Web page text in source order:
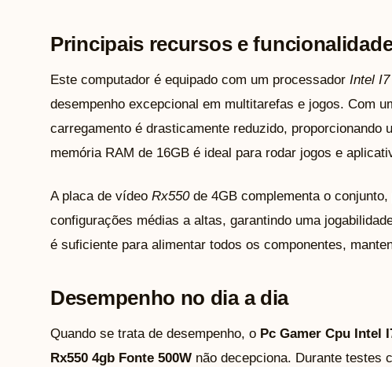
Principais recursos e
Este computador é equipado com um processador Intel I7
desempenho excepcional em multitarefas e jogos. Com
carregamento é drasticamente reduzido, proporcionando
memória RAM de 16GB é ideal para rodar jogos e
A placa de vídeo Rx550de 4GB complementa o
configurações médias a altas, garantindo uma
é suficiente para alimentar todos os componentes,
Desempenho no dia a dia
Quando se trata de desempenho, o Pc Gamer Cpu Intel
Rx550 4gb Fonte 500W não decepciona. Durante testes